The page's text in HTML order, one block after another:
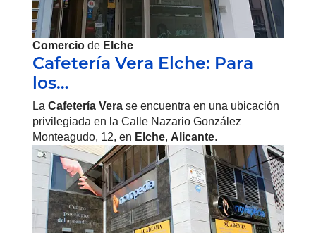
Comercio de Elche
Cafetería Vera Elche: Para
los…
La Cafetería Vera se encuentra en una ubicación
privilegiada en la Calle Nazario González
Monteagudo, 12, en Elche, Alicante.